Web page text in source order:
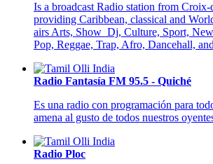
Is a broadcast Radio station from
providing Caribbean, classical and
airs Arts, Show_Dj, Culture, Sport,
Pop, Reggae, Trap, Afro, Dancehall,
Radio Fantasía FM 95.5 - Quiché
Es una radio con programación para
amena al gusto de todos nuestros
Radio Ploc